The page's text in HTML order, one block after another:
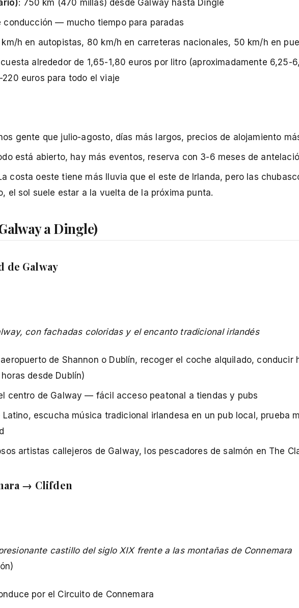
: 750 km (470 millas) desde Galway hasta Dingle
conducción — mucho tiempo para paradas
km/h en autopistas, 80 km/h en carreteras nacionales, 50 km/h en
alrededor de 1,65-1,80 euros por litro (aproximadamente 6,25-
euros para todo el viaje
gente que julio-agosto, días más largos, precios de alojamiento
está abierto, hay más eventos, reserva con 3-6 meses de
costa oeste tiene más lluvia que el este de Irlanda, pero las
el sol suele estar a la vuelta de la próxima punta.
a Dingle)
de Galway
con fachadas coloridas y el encanto tradicional irlandés
de Shannon o Dublín, recoger el coche alquilado, conducir
desde Dublín)
centro de Galway — fácil acceso peatonal a tiendas y pubs
Latino, escucha música tradicional irlandesa en un pub local, prueba
artistas callejeros de Galway, los pescadores de salmón en The
→ Clifden
castillo del siglo XIX frente a las montañas de Connemara
por el Circuito de Connemara